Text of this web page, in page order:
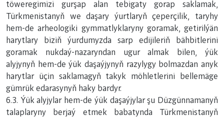
töweregimizi gurşap alan tebigaty gorap saklamak,
Türkmenistanyň we daşary ýurtlaryň çeperçilik, taryhy
hem-de arheologiki gymmatlyklaryny goramak, getirilýän
harytlary biziň ýurdumyzda sarp edijileriň bähbitlerini
goramak nukdaý-nazaryndan ugur almak bilen, ýük
alyjynyň hem-de ýük daşaýjynyň razylygy bolmazdan anyk
harytlar üçin saklamagyň takyk möhletlerini bellemäge
gümrük edarasynyň haky bardyr.
6.3. Ýük alyjylar hem-de ýük daşaýjylar şu Düzgünnamanyň
talaplaryny berjaý etmek babatynda Türkmenistanyň